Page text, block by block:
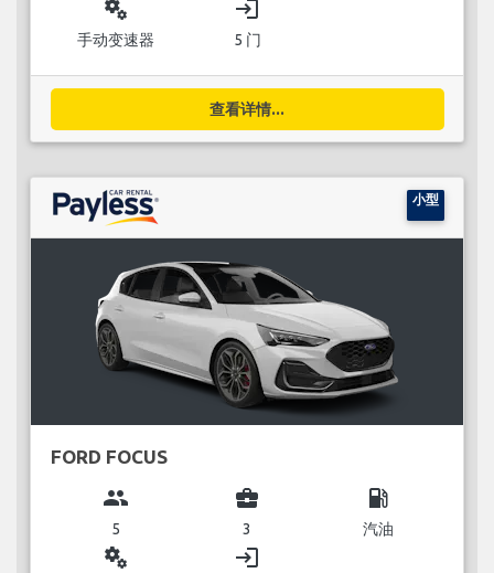
miscellaneous_services
手动变速器
login
5 门
查看详情...
小型
FORD FOCUS
group
5
business_center
3
local_gas_station
汽油
miscellaneous_services login